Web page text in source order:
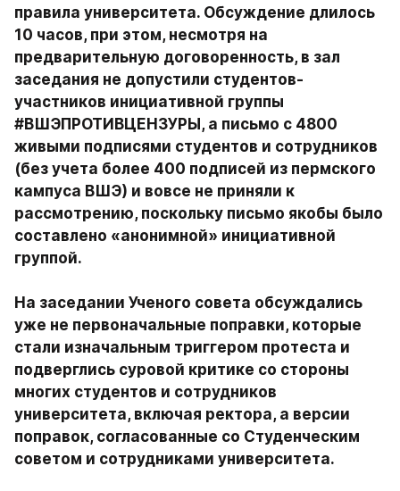
правила университета. Обсуждение длилось
10 часов, при этом, несмотря на
предварительную договоренность, в зал
заседания не допустили студентов-
участников инициативной группы
#ВШЭПРОТИВЦЕНЗУРЫ, а письмо с 4800
живыми подписями студентов и сотрудников
(без учета более 400 подписей из пермского
кампуса ВШЭ) и вовсе не приняли к
рассмотрению, поскольку письмо якобы было
составлено «анонимной» инициативной
группой.
На заседании Ученого совета обсуждались
уже не первоначальные поправки, которые
стали изначальным триггером протеста и
подверглись суровой критике со стороны
многих студентов и сотрудников
университета, включая ректора, а версии
поправок, согласованные со Студенческим
советом и сотрудниками университета.